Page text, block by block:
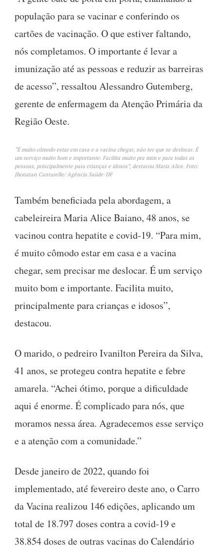
população para se vacinar e conferindo os
cartões de vacinação. O que estiver faltando,
nós completamos. O importante é levar a
imunização até as pessoas e reduzir as barreiras
de acesso”, ressaltou Alessandro Gutemberg,
gerente de enfermagem da Atenção Primária da
Região Oeste.
“É muito cômodo estar em casa e a vacina chegar, não ter que se deslocar. É
um serviço muito bom e importante. Facilita muito pra mim e para todas as
pessoas, principalmente para crianças e idosos”, destacou Maria Alice. Foto:
Jhonatan Cantarelle/ Agência Saúde-DF
Também beneficiada pela abordagem, a
cabeleireira Maria Alice Baiano, 48 anos, se
vacinou contra hepatite e covid-19. “Para mim,
é muito cômodo estar em casa e a vacina
chegar, sem precisar me deslocar. É um serviço
muito bom e importante. Facilita muito,
principalmente para crianças e idosos”,
destacou.
O marido, o pedreiro Ivanilton Pereira da Silva,
41 anos, se protegeu contra hepatite e febre
amarela. “Achei ótimo, porque a dificuldade
aqui é enorme. É complicado para nós, que
moramos nessa área. Agradecemos esse serviço
e a atenção com a comunidade.”
Desde janeiro de 2022, quando foi
implementado, até fevereiro deste ano, o Carro
da Vacina realizou 146 edições, aplicando um
total de 18.797 doses contra a covid-19 e
38.854 doses de outras vacinas do Calendário